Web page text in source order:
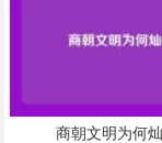
商朝文明为何